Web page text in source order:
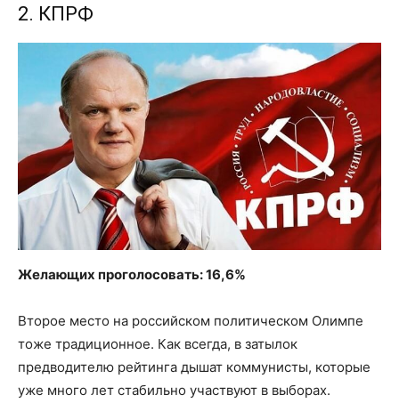
2. КПРФ
Желающих проголосовать: 16,6%
Второе место на российском политическом Олимпе
тоже традиционное. Как всегда, в затылок
предводителю рейтинга дышат коммунисты, которые
уже много лет стабильно участвуют в выборах.